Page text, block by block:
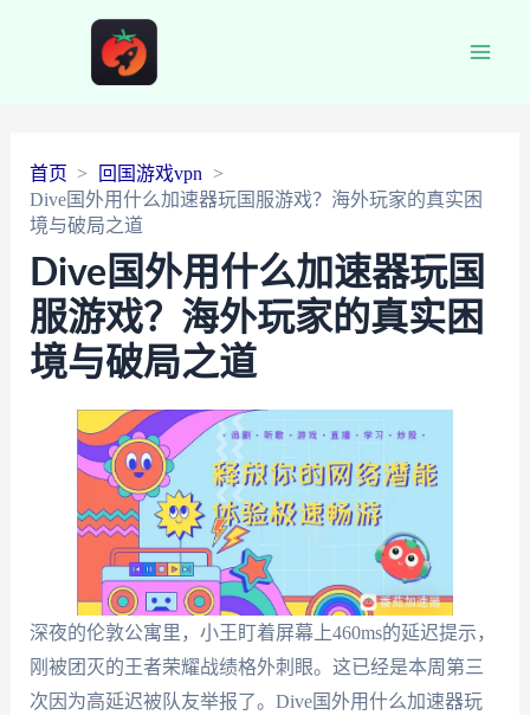
首页
回国游戏vpn
Dive国外用什么加速器玩国服游戏？海外玩家的真实困
境与破局之道
Dive国外用什么加速器玩国
服游戏？海外玩家的真实困
境与破局之道
深夜的伦敦公寓里，小王盯着屏幕上460ms的延迟提示，
刚被团灭的王者荣耀战绩格外刺眼。这已经是本周第三
次因为高延迟被队友举报了。Dive国外用什么加速器玩